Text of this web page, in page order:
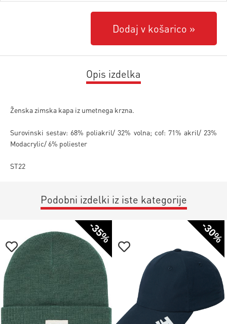
Dodaj v košarico
Opis izdelka
Ženska zimska kapa iz umetnega krzna.
Surovinski sestav: 68% poliakril/ 32% volna; cof: 71% akril/ 23%
Modacrylic/ 6% poliester
ST22
Podobni izdelki iz iste kategorije
-35% -30%